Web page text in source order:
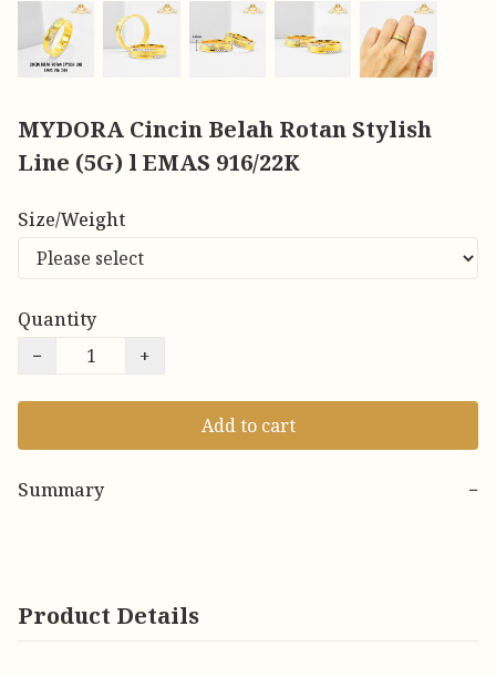
MYDORA Cincin Belah Rotan Stylish
Line (5G) l EMAS 916/22K
Size/Weight
Quantity
−
+
Add to cart
Summary −
Product Details